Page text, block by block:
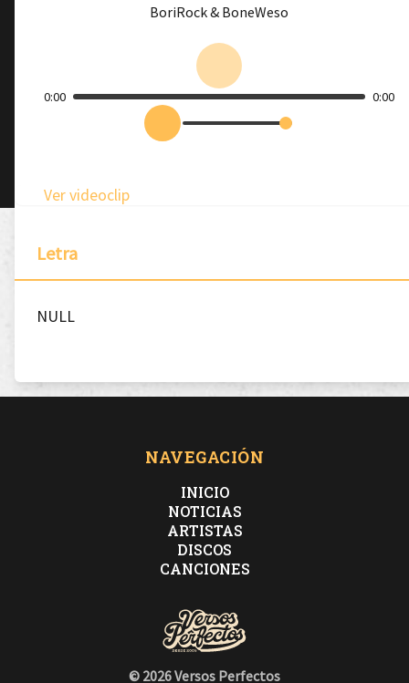
BoriRock & BoneWeso
0:00 0:00
Ver videoclip
Letra
NULL
NAVEGACIÓN
INICIO
NOTICIAS
ARTISTAS
DISCOS
CANCIONES
© 2026 Versos Perfectos